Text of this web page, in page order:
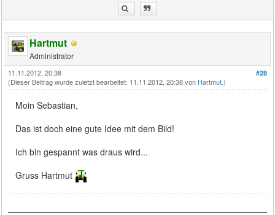
Hartmut
Administrator
#28
11.11.2012, 20:38
(Dieser Beitrag wurde zuletzt bearbeitet: 11.11.2012, 20:38 von Hartmut.)
Moin Sebastian,
Das ist doch eine gute Idee mit dem Bild!
Ich bin gespannt was draus wird...
Gruss Hartmut